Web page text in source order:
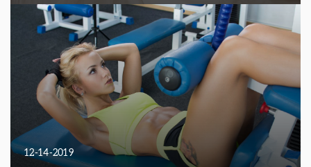
12-14-2019